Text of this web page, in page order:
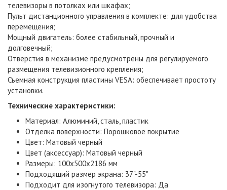
телевизоры в потолках или шкафах;
Пульт дистанционного управления в комплекте: для удобства
перемещения;
Мощный двигатель: более стабильный, прочный и
долговечный;
Отверстия в механизме предусмотрены для регулируемого
размещения телевизионного крепления;
Съемная конструкция пластины VESA: обеспечивает простоту
установки.
Технические характеристики:
Материал: Алюминий, сталь, пластик
Отделка поверхности: Порошковое покрытие
Цвет: Матовый черный
Цвет (аксессуар): Матовый черный
Размеры: 100x500x2186 мм
Подходящий размер экрана: 37"-55"
Подходит для изогнутого телевизора: Да